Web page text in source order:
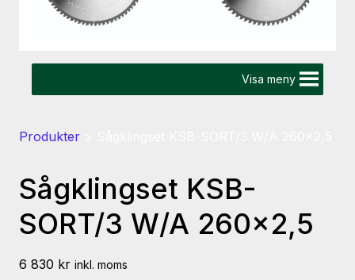
Visa meny
Produkter
Sågklingset KSB-
SORT/3 W/A 260×2,5
6 830 kr inkl. moms